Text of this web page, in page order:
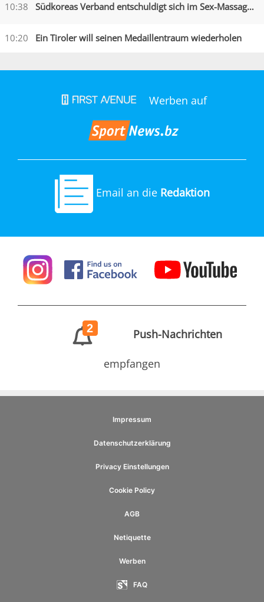
10:38 Südkoreas Verband entschuldigt sich im Sex-Massagen-Skandal
10:20 Ein Tiroler will seinen Medaillentraum wiederholen
Werben auf
Email an die Redaktion
2 Push-Nachrichten
empfangen
Impressum
Datenschutzerklärung
Privacy Einstellungen
Cookie Policy
AGB
Netiquette
Werben
FAQ